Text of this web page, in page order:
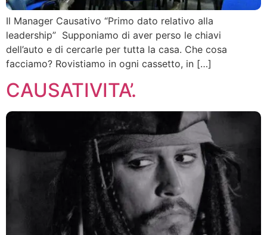
Il Manager Causativo “Primo dato relativo alla
leadership” Supponiamo di aver perso le chiavi
dell’auto e di cercarle per tutta la casa. Che cosa
facciamo? Rovistiamo in ogni cassetto, in […]
CAUSATIVITA’.